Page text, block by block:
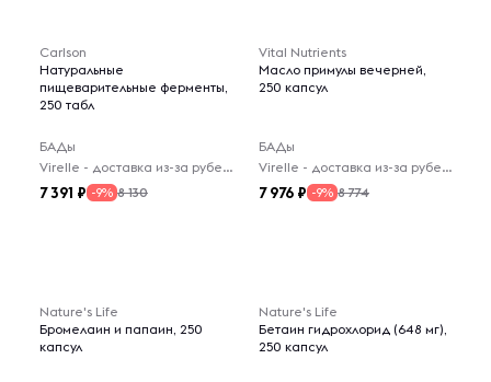
Carlson
Натуральные
пищеварительные ферменты,
250 табл
БАДы
Virelle - доставка из-за рубежа
7 391 -9% 8 130
Vital Nutrients
Масло примулы вечерней,
250 капсул
БАДы
Virelle - доставка из-за рубежа
7 976 -9% 8 774
Nature's Life
Бромелаин и папаин, 250
капсул
Nature's Life
Бетаин гидрохлорид (648 мг),
250 капсул